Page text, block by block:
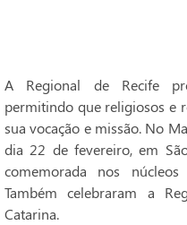
A Regional de Recife
permitindo que religiosos e
sua vocação e missão. No
dia 22 de fevereiro, em
comemorada nos
Também celebraram a
Catarina.